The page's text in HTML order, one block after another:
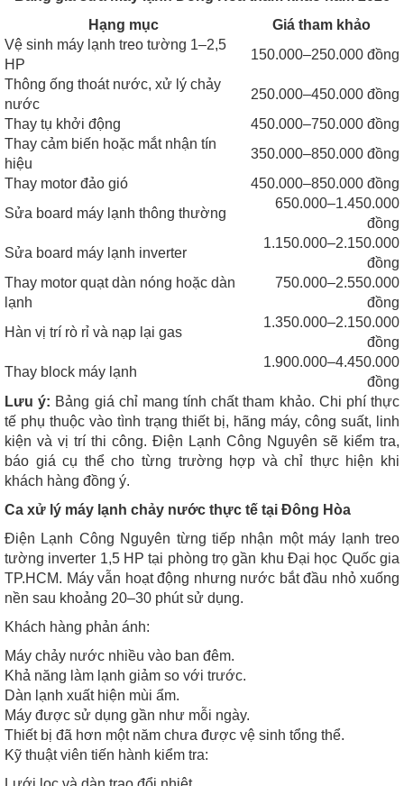
Hạng mục
Giá tham khảo
Vệ sinh máy lạnh treo tường 1–2,5
HP
150.000–250.000 đồng
Thông ống thoát nước, xử lý chảy
nước
250.000–450.000 đồng
Thay tụ khởi động
450.000–750.000 đồng
Thay cảm biến hoặc mắt nhận tín
hiệu
350.000–850.000 đồng
Thay motor đảo gió
450.000–850.000 đồng
Sửa board máy lạnh thông thường
650.000–1.450.000
đồng
Sửa board máy lạnh inverter
1.150.000–2.150.000
đồng
Thay motor quạt dàn nóng hoặc dàn
lạnh
750.000–2.550.000
đồng
Hàn vị trí rò rỉ và nạp lại gas
1.350.000–2.150.000
đồng
Thay block máy lạnh
1.900.000–4.450.000
đồng
Lưu ý: Bảng giá chỉ mang tính chất tham khảo. Chi phí thực
tế phụ thuộc vào tình trạng thiết bị, hãng máy, công suất, linh
kiện và vị trí thi công. Điện Lạnh Công Nguyên sẽ kiểm tra,
báo giá cụ thể cho từng trường hợp và chỉ thực hiện khi
khách hàng đồng ý.
Ca xử lý máy lạnh chảy nước thực tế tại Đông Hòa
Điện Lạnh Công Nguyên từng tiếp nhận một máy lạnh treo
tường inverter 1,5 HP tại phòng trọ gần khu Đại học Quốc gia
TP.HCM. Máy vẫn hoạt động nhưng nước bắt đầu nhỏ xuống
nền sau khoảng 20–30 phút sử dụng.
Khách hàng phản ánh:
Máy chảy nước nhiều vào ban đêm.
Khả năng làm lạnh giảm so với trước.
Dàn lạnh xuất hiện mùi ẩm.
Máy được sử dụng gần như mỗi ngày.
Thiết bị đã hơn một năm chưa được vệ sinh tổng thể.
Kỹ thuật viên tiến hành kiểm tra: